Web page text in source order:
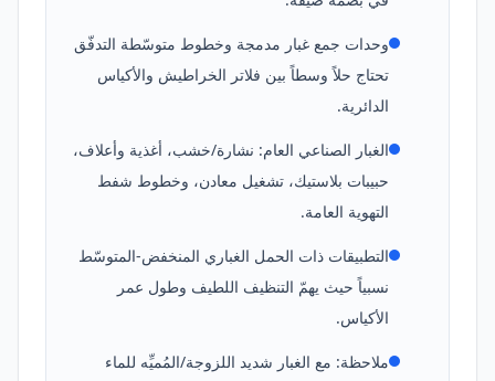
وحدات جمع غبار مدمجة وخطوط متوسّطة التدفّق
تحتاج حلاً وسطاً بين فلاتر الخراطيش والأكياس
الدائرية.
الغبار الصناعي العام: نشارة/خشب، أغذية وأعلاف،
حبيبات بلاستيك، تشغيل معادن، وخطوط شفط
التهوية العامة.
التطبيقات ذات الحمل الغباري المنخفض-المتوسّط
نسبياً حيث يهمّ التنظيف اللطيف وطول عمر
الأكياس.
ملاحظة: مع الغبار شديد اللزوجة/المُميِّه للماء